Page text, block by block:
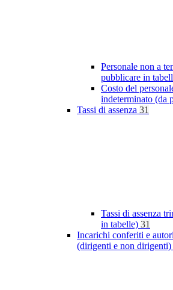
Personale non a
pubblicare in
Costo del
indeterminato (da
Tassi di assenza 31
Tassi di assenza
in tabelle) 31
Incarichi conferiti e
(dirigenti e non dirigenti)